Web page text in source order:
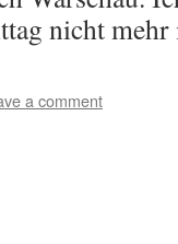
nicht
a comment